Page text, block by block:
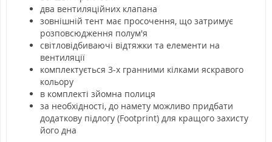
два вентиляційних клапана
зовнішній тент має просочення, що затримує
розповсюдження полум'я
світловідбиваючі відтяжки та елементи на
вентиляції
комплектується 3-х гранними кілками яскравого
кольору
в комплекті зйомна полиця
за необхідності, до намету можливо придбати
додаткову підлогу (Footprint) для кращого захисту
його дна